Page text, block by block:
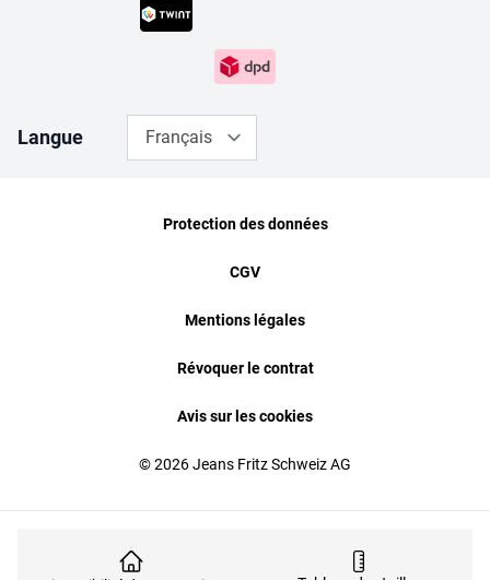
Langue Français
© 2026 Jeans Fritz Schweiz AG
Protection des données
CGV
Mentions légales
Révoquer le contrat
Avis sur les cookies